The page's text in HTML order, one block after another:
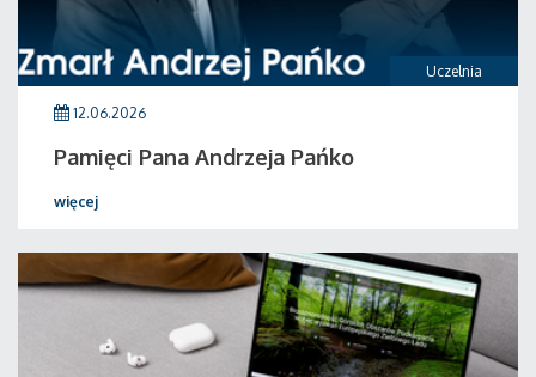
Uczelnia
12.06.2026
Pamięci Pana Andrzeja Pańko
więcej